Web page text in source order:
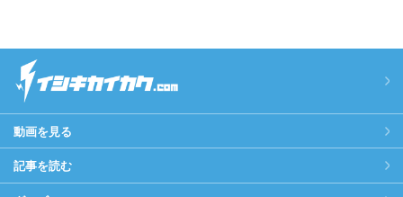
動画を見る
記事を読む